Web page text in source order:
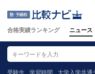
合格実績ランキング ニュース
受験生 学習時間 大学入学共通